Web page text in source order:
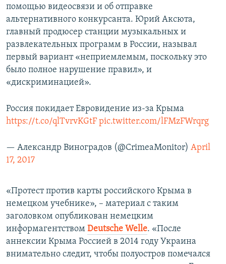
помощью видеосвязи и об отправке
альтернативного конкурсанта. Юрий Аксюта,
главный продюсер станции музыкальных и
развлекательных программ в России, называл
первый вариант «неприемлемым, поскольку это
было полное нарушение правил», и
«дискриминацией».
Россия покидает Евровидение из-за Крыма
https://t.co/qlTvrvKGtF pic.twitter.com/lFMzFWrqrg
— Александр Виноградов (@CrimeaMonitor) April
17, 2017
«Протест против карты российского Крыма в
немецком учебнике», – материал с таким
заголовком опубликован немецким
информагентством Deutsche Welle. «После
аннексии Крыма Россией в 2014 году Украина
внимательно следит, чтобы полуостров помечался